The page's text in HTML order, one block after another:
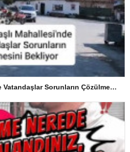
Hacımaşlı Mahallesi’nde Vatandaşlar Sorunların Çözülmesini Bekliyor